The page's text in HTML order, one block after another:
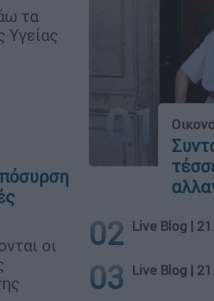
τα
Υγείας
οι
01
02 Live Blog |
03 Live Blog |